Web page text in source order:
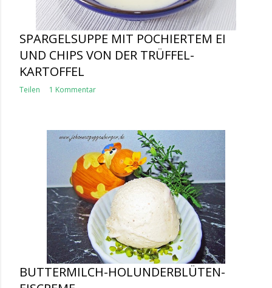
SPARGELSUPPE MIT POCHIERTEM EI
UND CHIPS VON DER TRÜFFEL-
KARTOFFEL
Teilen 1 Kommentar
BUTTERMILCH-HOLUNDERBLÜTEN-